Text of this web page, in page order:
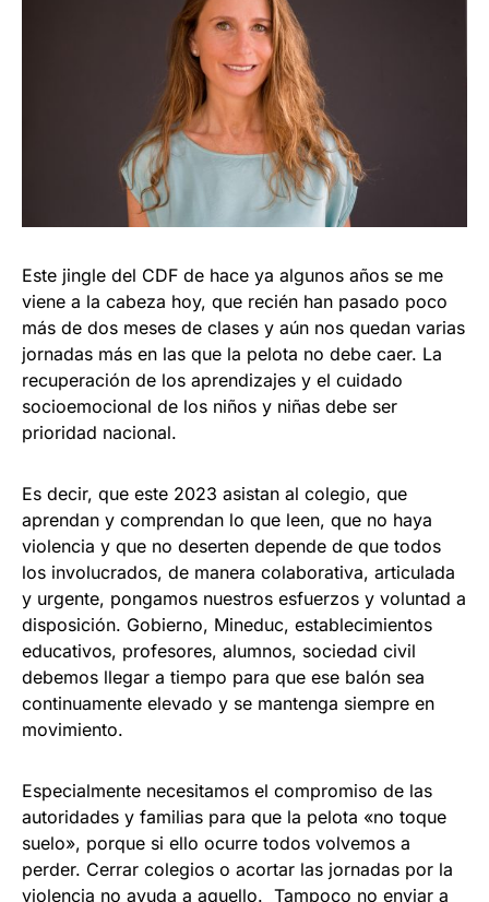
Este jingle del CDF de hace ya algunos años se me
viene a la cabeza hoy, que recién han pasado poco
más de dos meses de clases y aún nos quedan varias
jornadas más en las que la pelota no debe caer. La
recuperación de los aprendizajes y el cuidado
socioemocional de los niños y niñas debe ser
prioridad nacional.
Es decir, que este 2023 asistan al colegio, que
aprendan y comprendan lo que leen, que no haya
violencia y que no deserten depende de que todos
los involucrados, de manera colaborativa, articulada
y urgente, pongamos nuestros esfuerzos y voluntad a
disposición. Gobierno, Mineduc, establecimientos
educativos, profesores, alumnos, sociedad civil
debemos llegar a tiempo para que ese balón sea
continuamente elevado y se mantenga siempre en
movimiento.
Especialmente necesitamos el compromiso de las
autoridades y familias para que la pelota «no toque
suelo», porque si ello ocurre todos volvemos a
perder. Cerrar colegios o acortar las jornadas por la
violencia no ayuda a aquello. Tampoco no enviar a